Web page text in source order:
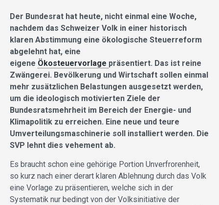
Der Bundesrat hat heute, nicht einmal eine Woche,
nachdem das Schweizer Volk in einer historisch
klaren Abstimmung eine ökologische Steuerreform
abgelehnt hat, eine
eigene Ökosteuervorlage präsentiert. Das ist reine
Zwängerei. Bevölkerung und Wirtschaft sollen einmal
mehr zusätzlichen Belastungen ausgesetzt werden,
um die ideologisch motivierten Ziele der
Bundesratsmehrheit im Bereich der Energie- und
Klimapolitik zu erreichen. Eine neue und teure
Umverteilungsmaschinerie soll installiert werden. Die
SVP lehnt dies vehement ab.
Es braucht schon eine gehörige Portion Unverfrorenheit,
so kurz nach einer derart klaren Ablehnung durch das Volk
eine Vorlage zu präsentieren, welche sich in der
Systematik nur bedingt von der Volksinitiative der